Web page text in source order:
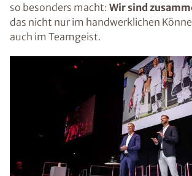
so besonders macht: Wir sind
das nicht nur im handwerklichen
auch im Teamgeist.